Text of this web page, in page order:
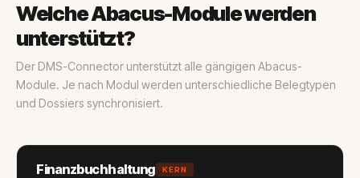
Welche Abacus-Module werden
unterstützt?
Der DMS-Connector unterstützt alle gängigen Abacus-
Module. Je nach Modul werden unterschiedliche Belegtypen
und Dossiers synchronisiert.
Finanzbuchhaltung KERN